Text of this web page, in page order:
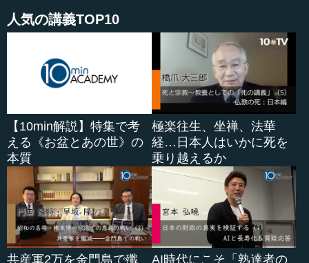
人気の講義TOP10
【10min解説】特集で考
える《お盆とあの世》の
本質
極楽往生、坐禅、法華
経…日本人はいかに死を
乗り越えるか
共産軍2万を金門島で殲
AI時代にこそ「熟達者の